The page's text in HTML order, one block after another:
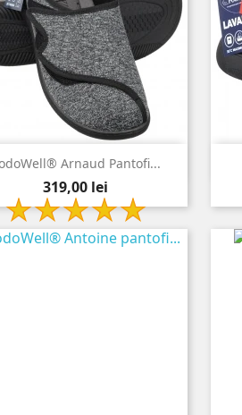
Arnaud Pantofi...
Pret
319,00 lei
 Vizualizare rapida
gri
antracit